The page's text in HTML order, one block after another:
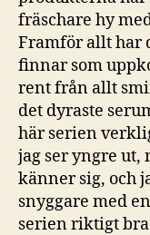
fräschare hy
Framför allt har
finnar som
rent från allt
det dyraste
här serien
jag ser yngre
känner sig, och
snyggare med
serien riktigt